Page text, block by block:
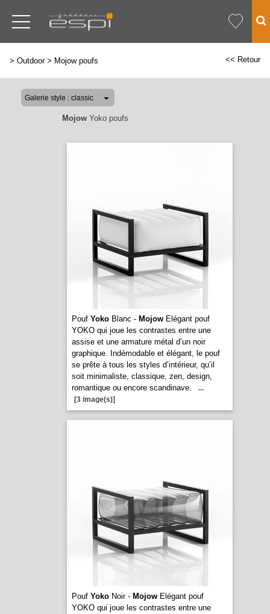
> Outdoor> Mojow poufs << Retour
MojowYoko poufs
Pouf YokoBlanc - MojowElégant pouf
YOKO qui joue les contrastes entre une
assise et une armature métal d’un noir
graphique. Indémodable et élégant, le pouf
se prête à tous les styles d’intérieur, qu’il
soit minimaliste, classique, zen, design,
romantique ou encore scandinave.
...
[3 image(s)]
Pouf YokoNoir - MojowElégant pouf
YOKO qui joue les contrastes entre une